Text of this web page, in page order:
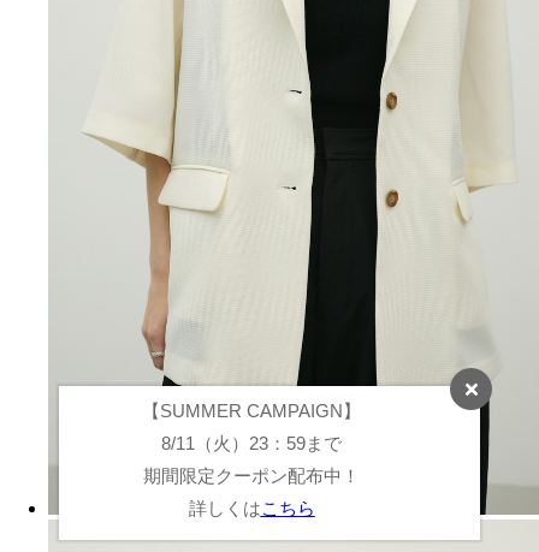
【SUMMER CAMPAIGN】
8/11（火）23：59まで
期間限定クーポン配布中！
詳しくはこちら